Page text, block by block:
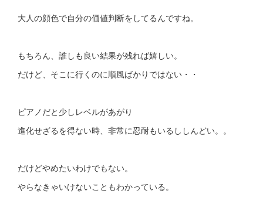
大人の顔色で自分の価値判断をしてるんですね。
もちろん、誰しも良い結果が残れば嬉しい。
だけど、そこに行くのに順風ばかりではない・・
ピアノだと少しレベルがあがり
進化せざるを得ない時、非常に忍耐もいるししんどい。。
だけどやめたいわけでもない。
やらなきゃいけないこともわかっている。